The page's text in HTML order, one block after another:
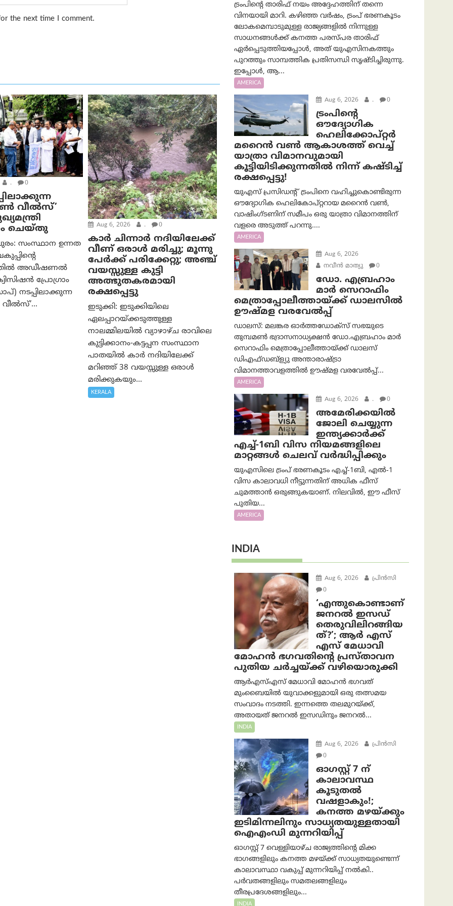
the next time I comment.
. 0
വീൽസ്’
ചെയ്തു
സംസ്ഥാന ഉന്നത
അഡീഷണൽ
പ്രോഗ്രാം
നടപ്പിലാക്കുന്ന
Aug 6, 2026 . 0
കാര്‍ ചിന്നാര്‍ നദിയിലേക്ക്
വീണ് ഒരാള്‍ മരിച്ചു; മൂന്നു
പേര്‍ക്ക് പരിക്കേറ്റു; അഞ്ച്
വയസ്സുള്ള കുട്ടി
അത്ഭുതകരമായി
രക്ഷപ്പെട്ടു
ഇടുക്കി: ഇടുക്കിയിലെ
ഏലപ്പാറയ്ക്കടുത്തുള്ള
നാലമ്മിലയിൽ വ്യാഴാഴ്ച രാവിലെ
കുട്ടിക്കാനം-കട്ടപ്പന സംസ്ഥാന
പാതയിൽ കാർ നദിയിലേക്ക്
മറിഞ്ഞ് 38 വയസ്സുള്ള ഒരാൾ
മരിക്കുകയും...
KERALA
ട്രംപിന്റെ താരിഫ് നയം അദ്ദേഹത്തിന് തന്നെ
വിനയായി മാറി. കഴിഞ്ഞ വർഷം, ട്രംപ് ഭരണകൂടം
ലോകമെമ്പാടുമുള്ള രാജ്യങ്ങളിൽ നിന്നുള്ള
സാധനങ്ങൾക്ക് കനത്ത പരസ്പര താരിഫ്
ഏർപ്പെടുത്തിയപ്പോൾ, അത് യുഎസിനകത്തും
പുറത്തും സാമ്പത്തിക പ്രതിസന്ധി സൃഷ്ടിച്ചിരുന്നു.
ഇപ്പോൾ, ആ...
AMERICA
Aug 6, 2026 . 0
ട്രം‌പിന്റെ
ഔദ്യോഗിക
ഹെലിക്കോപ്റ്റര്‍
മറൈന്‍ വണ്‍ ആകാശത്ത് വെച്ച്
യാത്രാ വിമാനവുമായി
കൂട്ടിയിടിക്കുന്നതിൽ നിന്ന് കഷ്ടിച്ച്
രക്ഷപ്പെട്ടു!
യുഎസ് പ്രസിഡന്റ് ട്രംപിനെ വഹിച്ചുകൊണ്ടിരുന്ന
ഔദ്യോഗിക ഹെലികോപ്റ്ററായ മറൈൻ വൺ,
വാഷിംഗ്ടണിന് സമീപം ഒരു യാത്രാ വിമാനത്തിന്
വളരെ അടുത്ത് പറന്നു....
AMERICA
Aug 6, 2026
നവീൻ മാത്യു
0
ഡോ. എബ്രഹാം
മാർ സെറാഫിം
മെത്രാപ്പോലീത്തായ്ക്ക് ഡാലസിൽ
ഊഷ്മള വരവേൽപ്പ്
ഡാലസ്: മലങ്കര ഓർത്തഡോക്സ് സഭയുടെ
തുമ്പമൺ ഭദ്രാസനാധ്യക്ഷൻ ഡോ.എബ്രഹാം മാർ
സെറാഫിം മെത്രാപ്പോലീത്തായ്ക്ക് ഡാലസ്
ഡിഎഫ്ഡബ്ള്യു അന്താരാഷ്ട്രാ
വിമാനത്താവളത്തിൽ ഊഷ്മള വരവേൽപ്പ്...
AMERICA
Aug 6, 2026 . 0
അമേരിക്കയില്‍
ജോലി ചെയ്യുന്ന
ഇന്ത്യക്കാർക്ക്
എച്ച്-1ബി വിസ നിയമങ്ങളിലെ
മാറ്റങ്ങൾ ചെലവ് വർദ്ധിപ്പിക്കും
യുഎസിലെ ട്രംപ് ഭരണകൂടം എച്ച്-1ബി, എൽ-1
വിസ കാലാവധി നീട്ടുന്നതിന് അധിക ഫീസ്
ചുമത്താൻ ഒരുങ്ങുകയാണ്. നിലവിൽ, ഈ ഫീസ്
പുതിയ...
AMERICA
INDIA
Aug 6, 2026
പ്രിന്‍സി
0
‘എന്തുകൊണ്ടാണ്
ജനറൽ ഇസഡ്
തെരുവിലിറങ്ങിയ
ത്?’; ആര്‍ എസ്
എസ് മേധാവി
മോഹൻ ഭഗവതിന്റെ പ്രസ്താവന
പുതിയ ചര്‍ച്ചയ്ക്ക് വഴിയൊരുക്കി
ആർ‌എസ്‌എസ് മേധാവി മോഹൻ ഭഗവത്
മുംബൈയിൽ യുവാക്കളുമായി ഒരു തത്സമയ
സംവാദം നടത്തി. ഇന്നത്തെ തലമുറയ്ക്ക്,
അതായത് ജനറൽ ഇസഡിനും ജനറൽ...
INDIA
Aug 6, 2026
പ്രിന്‍സി
0
ഓഗസ്റ്റ് 7 ന്
കാലാവസ്ഥ
കൂടുതൽ
വഷളാകും!;
കനത്ത മഴയ്ക്കും
ഇടിമിന്നലിനും സാധ്യതയുള്ളതായി
ഐഎംഡി മുന്നറിയിപ്പ്
ഓഗസ്റ്റ് 7 വെള്ളിയാഴ്ച രാജ്യത്തിന്റെ മിക്ക
ഭാഗങ്ങളിലും കനത്ത മഴയ്ക്ക് സാധ്യതയുണ്ടെന്ന്
കാലാവസ്ഥാ വകുപ്പ് മുന്നറിയിപ്പ് നൽകി..
പർവതങ്ങളിലും സമതലങ്ങളിലും
തീരപ്രദേശങ്ങളിലും...
INDIA